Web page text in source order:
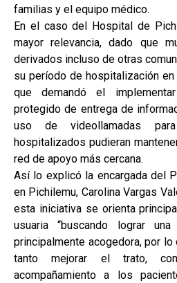
familias y el equipo médico.
En el caso del Hospital de
mayor relevancia, dado que
derivados incluso de otras
su período de hospitalización
que demandó el
protegido de entrega de
uso de videollamadas
hospitalizados pudieran
red de apoyo más cercana.
Así lo explicó la encargada del
en Pichilemu, Carolina Vargas
esta iniciativa se orienta
usuaria “buscando lograr
principalmente acogedora, por
tanto mejorar el trato,
acompañamiento a los